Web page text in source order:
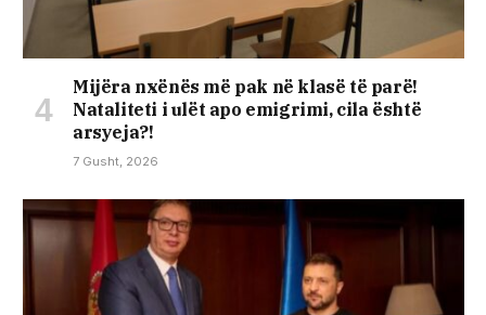
Mijëra nxënës më pak në klasë të parë!
Nataliteti i ulët apo emigrimi, cila është
arsyeja?!
7 Gusht, 2026